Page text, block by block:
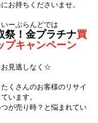
お持ちくださいませ。
ーぶらんどでは
祭！金プラチナ買
プキャンペーン
お見逃しなく☆
くさんのお客様のリサイ
います。
が売り時？と悩まれてい